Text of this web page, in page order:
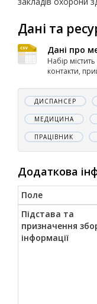
Дані та
Дані про
Набір
контакти,
ДИСПАНСЕР
МЕДИЦИНА
ПРАЦІВНИК
Додаткова
Поле
Підстава та
призначення
інформації